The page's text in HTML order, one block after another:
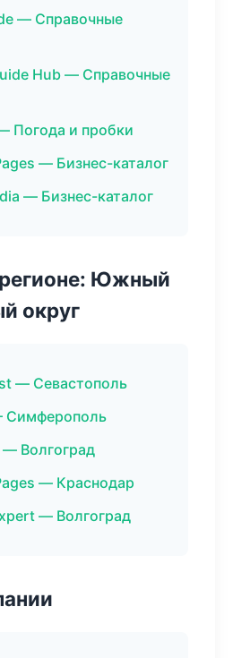
— Справочные
Hub — Справочные
Погода и пробки
— Бизнес-каталог
— Бизнес-каталог
Южный
округ
— Севастополь
— Волгоград
— Краснодар
— Волгоград